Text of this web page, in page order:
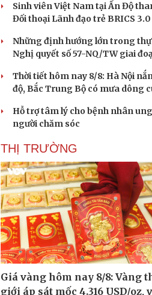
Sinh viên Việt Nam tại Ấn Độ
Đối thoại Lãnh đạo trẻ BRICS 3.0
Những định hướng lớn trong
Nghị quyết số 57-NQ/TW giai
Thời tiết hôm nay 8/8: Hà Nội
độ, Bắc Trung Bộ có mưa dông
Hỗ trợ tâm lý cho bệnh nhân
người chăm sóc
THỊ TRƯỜNG
Giá vàng hôm nay 8/8: Vàng
giới áp sát mốc 4.316 USD/oz,